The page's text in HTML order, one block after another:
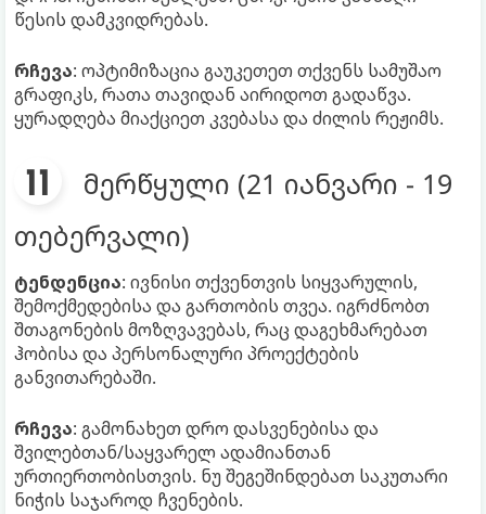
წესის დამკვიდრებას.
რჩევა: ოპტიმიზაცია გაუკეთეთ თქვენს სამუშაო
გრაფიკს, რათა თავიდან აირიდოთ გადაწვა.
ყურადღება მიაქციეთ კვებასა და ძილის რეჟიმს.
მერწყული (21 იანვარი - 19
თებერვალი)
ტენდენცია: ივნისი თქვენთვის სიყვარულის,
შემოქმედებისა და გართობის თვეა. იგრძნობთ
შთაგონების მოზღვავებას, რაც დაგეხმარებათ
ჰობისა და პერსონალური პროექტების
განვითარებაში.
რჩევა: გამონახეთ დრო დასვენებისა და
შვილებთან/საყვარელ ადამიანთან
ურთიერთობისთვის. ნუ შეგეშინდებათ საკუთარი
ნიჭის საჯაროდ ჩვენების.